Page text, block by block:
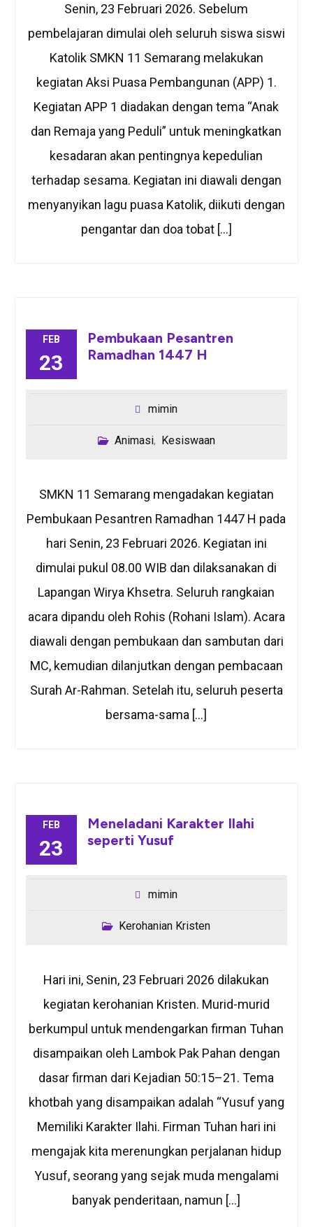
Senin, 23 Februari 2026. Sebelum
pembelajaran dimulai oleh seluruh siswa siswi
Katolik SMKN 11 Semarang melakukan
kegiatan Aksi Puasa Pembangunan (APP) 1.
Kegiatan APP 1 diadakan dengan tema “Anak
dan Remaja yang Peduli” untuk meningkatkan
kesadaran akan pentingnya kepedulian
terhadap sesama. Kegiatan ini diawali dengan
menyanyikan lagu puasa Katolik, diikuti dengan
pengantar dan doa tobat […]
FEB
23
Pembukaan Pesantren
Ramadhan 1447 H
mimin
Animasi, Kesiswaan
SMKN 11 Semarang mengadakan kegiatan
Pembukaan Pesantren Ramadhan 1447 H pada
hari Senin, 23 Februari 2026. Kegiatan ini
dimulai pukul 08.00 WIB dan dilaksanakan di
Lapangan Wirya Khsetra. Seluruh rangkaian
acara dipandu oleh Rohis (Rohani Islam). Acara
diawali dengan pembukaan dan sambutan dari
MC, kemudian dilanjutkan dengan pembacaan
Surah Ar-Rahman. Setelah itu, seluruh peserta
bersama-sama […]
FEB
23
Meneladani Karakter Ilahi
seperti Yusuf
mimin
Kerohanian Kristen
Hari ini, Senin, 23 Februari 2026 dilakukan
kegiatan kerohanian Kristen. Murid-murid
berkumpul untuk mendengarkan firman Tuhan
disampaikan oleh Lambok Pak Pahan dengan
dasar firman dari Kejadian 50:15–21. Tema
khotbah yang disampaikan adalah “Yusuf yang
Memiliki Karakter Ilahi. Firman Tuhan hari ini
mengajak kita merenungkan perjalanan hidup
Yusuf, seorang yang sejak muda mengalami
banyak penderitaan, namun […]